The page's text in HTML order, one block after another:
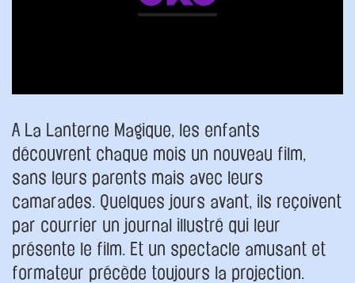
A La Lanterne Magique, les enfants
découvrent chaque mois un nouveau film,
sans leurs parents mais avec leurs
camarades. Quelques jours avant, ils reçoivent
par courrier un journal illustré qui leur
présente le film. Et un spectacle amusant et
formateur précède toujours la projection.